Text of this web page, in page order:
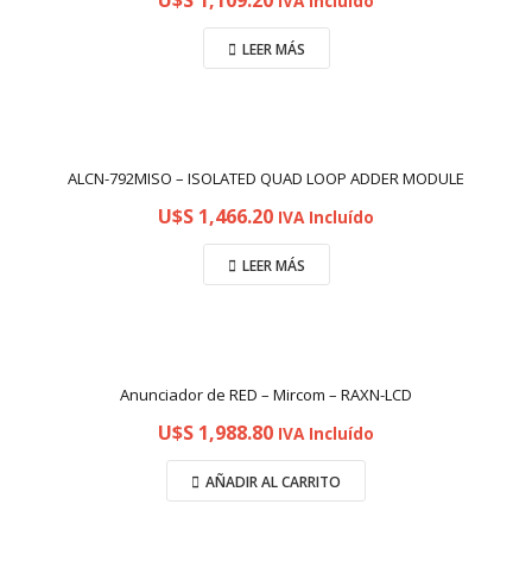
LEER MÁS
ALCN-792MISO – ISOLATED QUAD LOOP ADDER MODULE
U$S 1,466.20 IVA Incluído
LEER MÁS
Anunciador de RED – Mircom – RAXN-LCD
U$S 1,988.80 IVA Incluído
AÑADIR AL CARRITO